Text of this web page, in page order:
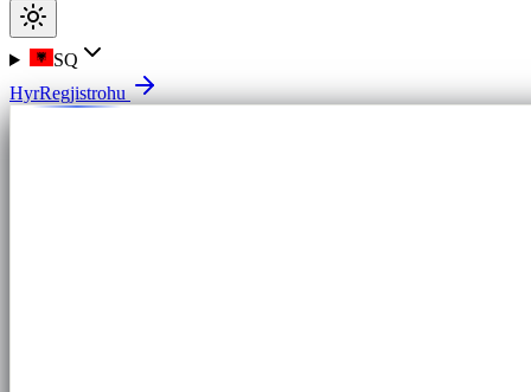
SQ
HyrRegjistrohu